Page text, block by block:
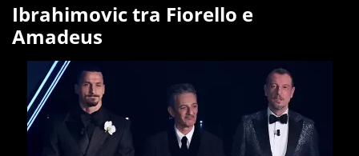
Ibrahimovic tra Fiorello e
Amadeus